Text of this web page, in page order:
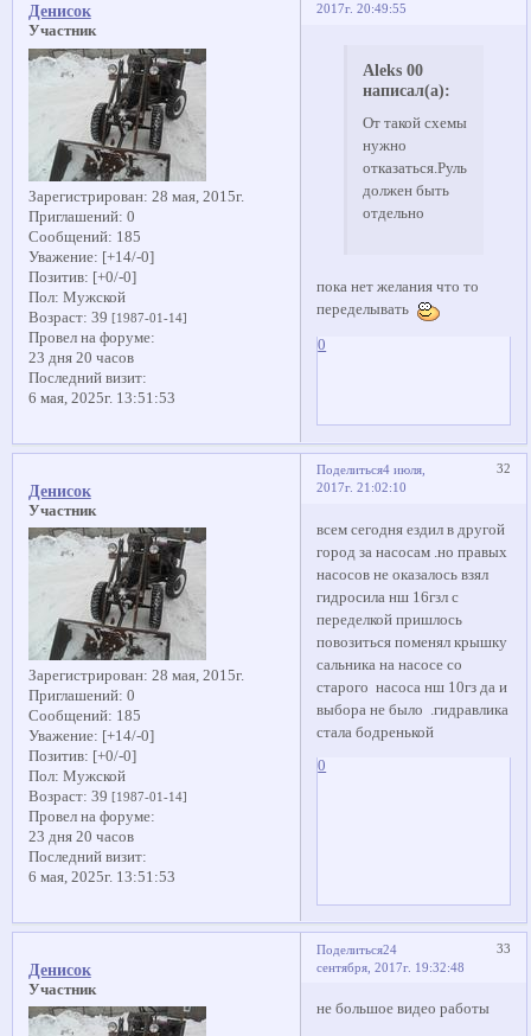
2017г. 20:49:55
Денисок
Участник
Зарегистрирован: 28 мая, 2015г.
Приглашений: 0
Сообщений: 185
Уважение: [+14/-0]
Позитив: [+0/-0]
Пол: Мужской
Возраст: 39 [1987-01-14]
Провел на форуме:
23 дня 20 часов
Последний визит:
6 мая, 2025г. 13:51:53
Aleks 00
написал(а):
От такой схемы
нужно
отказаться.Руль
должен быть
отдельно
пока нет желания что то
переделывать
0
Поделиться 32
4 июля,
2017г. 21:02:10
Денисок
Участник
Зарегистрирован: 28 мая, 2015г.
Приглашений: 0
Сообщений: 185
Уважение: [+14/-0]
Позитив: [+0/-0]
Пол: Мужской
Возраст: 39 [1987-01-14]
Провел на форуме:
23 дня 20 часов
Последний визит:
6 мая, 2025г. 13:51:53
всем сегодня ездил в другой
город за насосам .но правых
насосов не оказалось взял
гидросила нш 16гзл с
переделкой пришлось
повозиться поменял крышку
сальника на насосе со
старого насоса нш 10гз да и
выбора не было .гидравлика
стала бодренькой
0
Поделиться 33
24
сентября, 2017г. 19:32:48
Денисок
Участник
не большое видео работы